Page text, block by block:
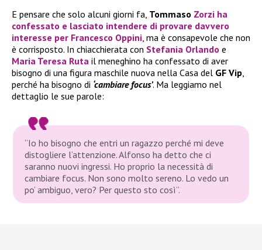
E pensare che solo alcuni giorni fa, Tommaso Zorzi ha
confessato e lasciato intendere di provare davvero
interesse per Francesco Oppini, ma è consapevole che non
è corrisposto. In chiacchierata con Stefania Orlando e
Maria Teresa Ruta il meneghino ha confessato di aver
bisogno di una figura maschile nuova nella Casa del GF Vip,
perché ha bisogno di ‘cambiare focus’. Ma leggiamo nel
dettaglio le sue parole:
“Io ho bisogno che entri un ragazzo perché mi deve
distogliere l’attenzione. Alfonso ha detto che ci
saranno nuovi ingressi. Ho proprio la necessità di
cambiare focus. Non sono molto sereno. Lo vedo un
po’ ambiguo, vero? Per questo sto così”.